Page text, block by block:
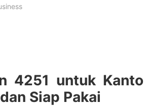
4251 untuk
Siap Pakai